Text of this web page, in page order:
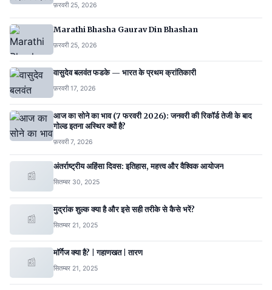
फ़रवरी 25, 2026
Marathi Bhasha Gaurav Din Bhashan
फ़रवरी 25, 2026
वासुदेव बलवंत फडके — भारत के प्रथम क्रांतिकारी
फ़रवरी 17, 2026
आज का सोने का भाव (7 फरवरी 2026): जनवरी की रिकॉर्ड तेजी के बाद
गोल्ड इतना अस्थिर क्यों है?
फ़रवरी 7, 2026
📰
अंतर्राष्ट्रीय अहिंसा दिवस: इतिहास, महत्त्व और वैश्विक आयोजन
सितम्बर 30, 2025
📰
मुद्रांक शुल्क क्या है और इसे सही तरीके से कैसे भरें?
सितम्बर 21, 2025
📰
मॉर्गेज क्या है? | गहाणखत | तारण
सितम्बर 21, 2025